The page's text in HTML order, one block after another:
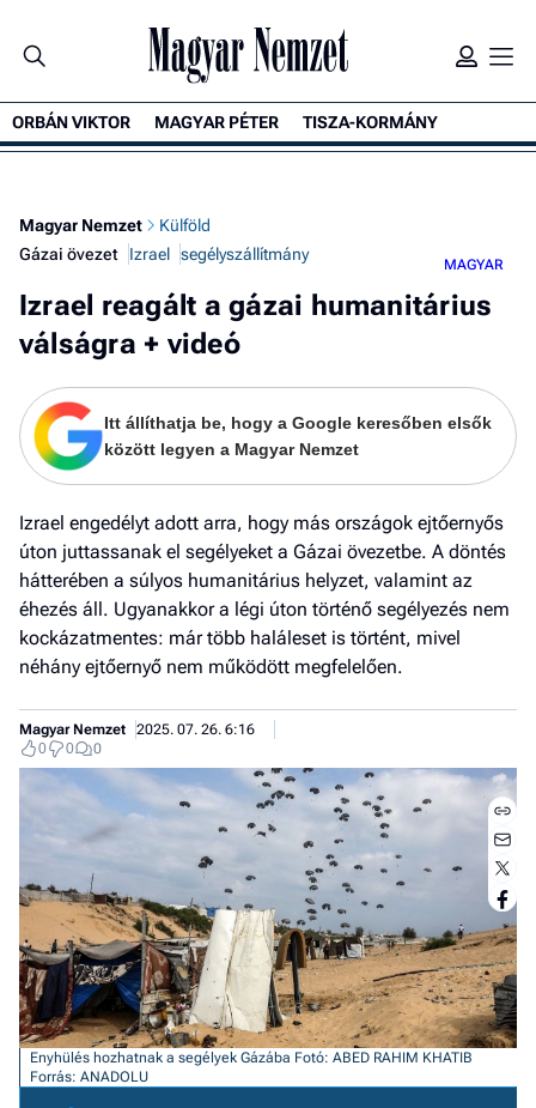
- heti
ORBÁN VIKTOR MAGYAR PÉTER TISZA-KORMÁNY
Magyar Nemzet
Külföld
Gázai övezet
Izrael segélyszállítmány
MAGYAR
Izrael reagált a gázai humanitárius
válságra + videó
Itt állíthatja be, hogy a Google keresőben elsők
között legyen a Magyar Nemzet
Izrael engedélyt adott arra, hogy más országok ejtőernyős
úton juttassanak el segélyeket a Gázai övezetbe. A döntés
hátterében a súlyos humanitárius helyzet, valamint az
éhezés áll. Ugyanakkor a légi úton történő segélyezés nem
kockázatmentes: már több haláleset is történt, mivel
néhány ejtőernyő nem működött megfelelően.
Magyar Nemzet
2025. 07. 26. 6:16
0
0 0
Enyhülés hozhatnak a segélyek Gázába Fotó: ABED RAHIM KHATIB
Forrás: ANADOLU